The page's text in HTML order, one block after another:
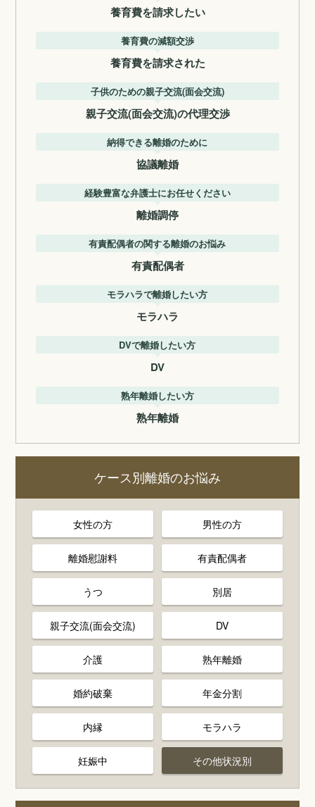
養育費を請求したい
養育費の減額交渉
養育費を請求された
子供のための親子交流(面会交流)
親子交流(面会交流)の代理交渉
納得できる離婚のために
協議離婚
経験豊富な弁護士にお任せください
離婚調停
有責配偶者の関する離婚のお悩み
有責配偶者
モラハラで離婚したい方
モラハラ
DVで離婚したい方
DV
熟年離婚したい方
熟年離婚
ケース別離婚のお悩み
女性の方 男性の方
離婚慰謝料 有責配偶者
うつ 別居
親子交流(面会交流) DV
介護 熟年離婚
婚約破棄 年金分割
内縁 モラハラ
妊娠中 その他状況別